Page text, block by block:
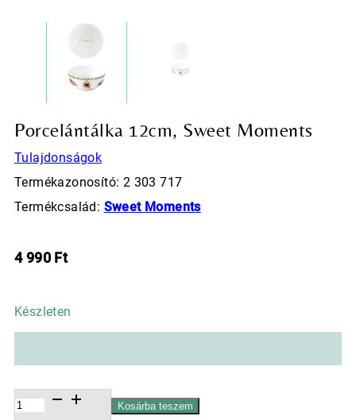
Porcelántálka 12cm, Sweet Moments
Tulajdonságok
Termékazonosító: 2 303 717
Termékcsalád: Sweet Moments
4 990 Ft
Készleten
Porcelántálka
12cm,
Kosárba teszem